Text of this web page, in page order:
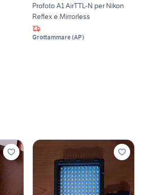
Profoto A1 AirTTL-N per Nikon
Reflex e Mirrorless
Grottammare(AP)